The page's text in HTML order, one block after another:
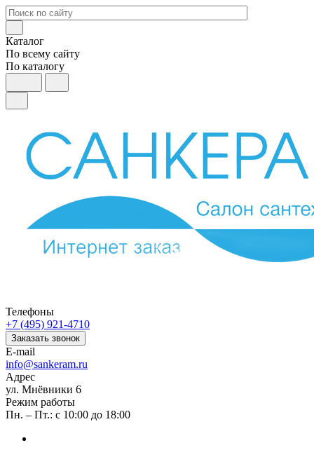
Каталог
По всему сайту
По каталогу
Телефоны
+7 (495) 921-4710
Заказать звонок
E-mail
info@sankeram.ru
Адрес
ул. Мнёвники 6
Режим работы
Пн. – Пт.: с 10:00 до 18:00